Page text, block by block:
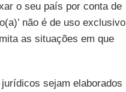
o seu país por conta de
não é de uso exclusivo
as situações em que
sejam elaborados